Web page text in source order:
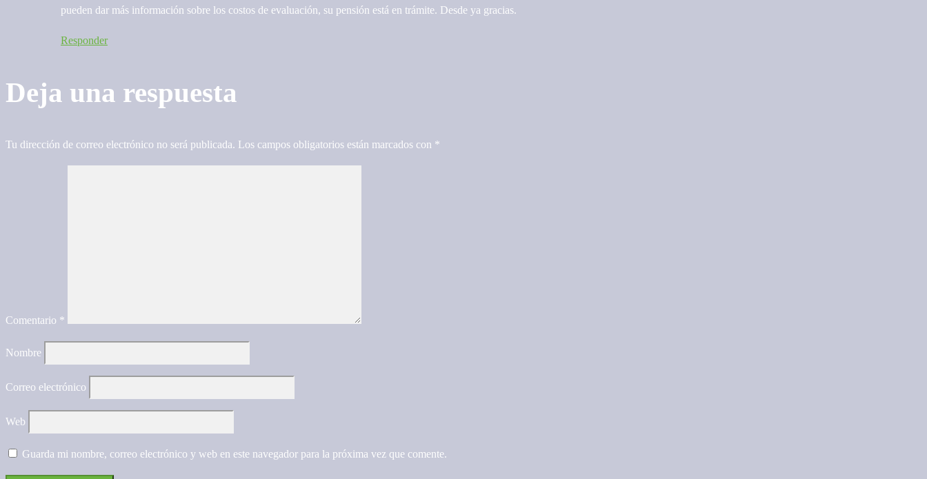
pueden dar más información sobre los costos de evaluación, su pensión está en trámite. Desde ya gracias.
Responder
Deja una respuesta
Tu dirección de correo electrónico no será publicada. Los campos obligatorios están marcados con *
Comentario *
Nombre
Correo electrónico
Web
Guarda mi nombre, correo electrónico y web en este navegador para la próxima vez que comente.